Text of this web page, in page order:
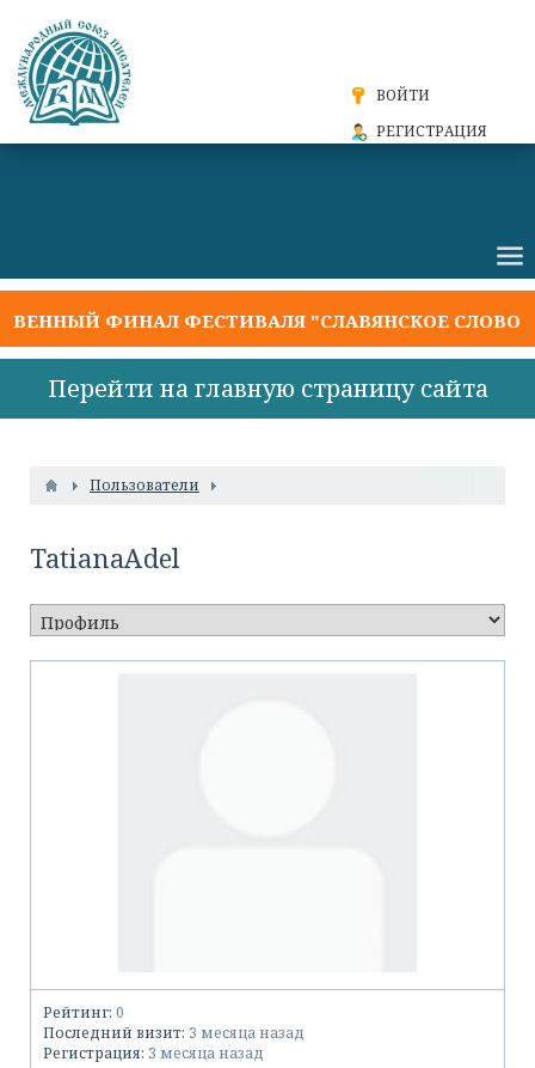
ВОЙТИ
РЕГИСТРАЦИЯ
ФИНАЛ ФЕСТИВАЛЯ "СЛАВЯНСКОЕ СЛОВО
Перейти на главную страницу сайта
Пользователи
TatianaAdel
Рейтинг: 0
Последний визит: 3 месяца назад
Регистрация: 3 месяца назад